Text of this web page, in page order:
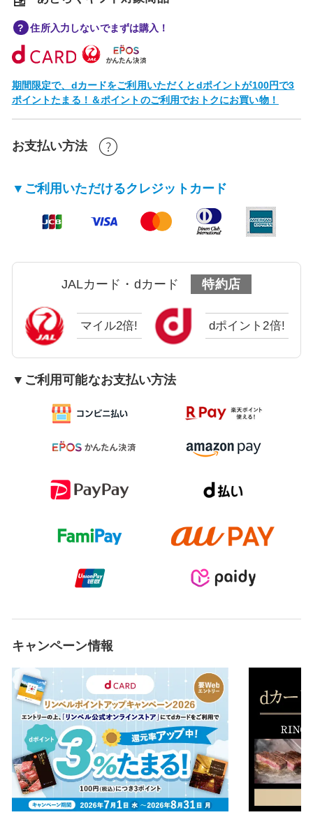
住所入力しないでまずは購入！
期間限定で、dカードをご利用いただくとdポイントが100円で3
ポイントたまる！＆ポイントのご利用でおトクにお買い物！
お支払い方法
▼ご利用いただけるクレジットカード
JALカード・dカード 特約店
マイル2倍! dポイント2倍!
▼ご利用可能なお支払い方法
キャンペーン情報